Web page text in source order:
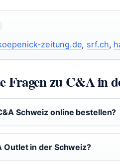
zeitung.de, srf.ch,
Fragen zu C&A in
Schweiz online bestellen?
Outlet in der Schweiz?